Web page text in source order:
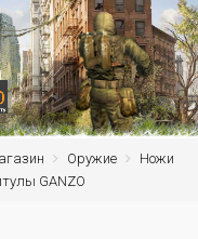
Оружие
Ножи
GANZO